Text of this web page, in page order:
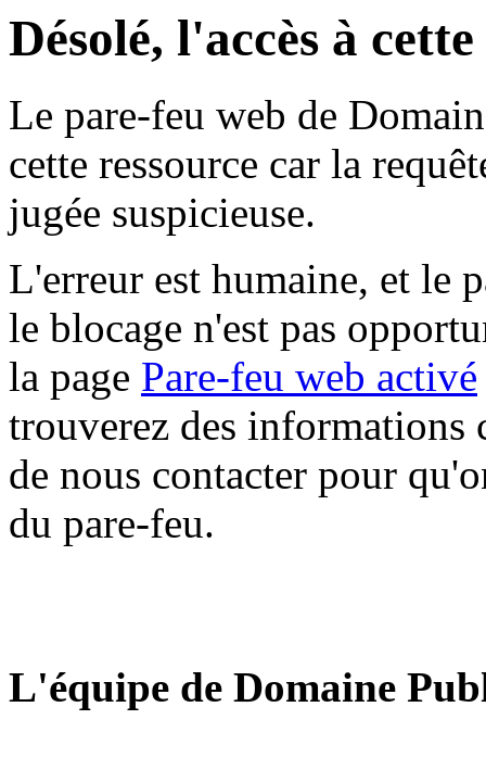
Désolé, l'accès à
Le pare-feu web de
cette ressource car la
jugée suspicieuse.
L'erreur est humaine, et le
le blocage n'est pas
la page Pare-feu web activé
trouverez des informations
de nous contacter pour
du pare-feu.
L'équipe de Domaine